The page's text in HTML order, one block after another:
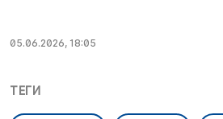
05.06.2026, 18:05
ТЕГИ